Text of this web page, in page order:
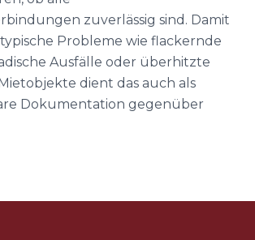
zuverlässig sind. Damit
Probleme wie flackernde
Ausfälle oder überhitzte
dient das auch als
Dokumentation gegenüber